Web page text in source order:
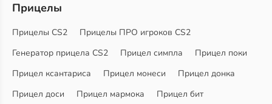
Прицелы
Прицелы CS2
Прицелы ПРО игроков CS2
Генератор прицела CS2
Прицел симпла
Прицел поки
Прицел ксантариса
Прицел монеси
Прицел донка
Прицел доси
Прицел мармока
Прицел бит